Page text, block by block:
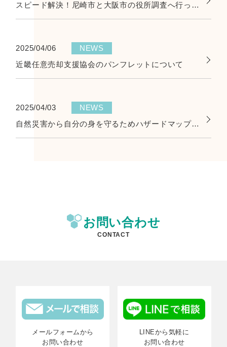
スピード解決！尼崎市と大阪市の役所調査へ行って参りました！
2025/04/06
NEWS
近畿任意売却支援協会のパンフレットについて
2025/04/03
NEWS
自然災害から自分の身を守るためハザードマップを活用ください！
お問い合わせ
CONTACT
メールフォームから
お問い合わせ
LINEから気軽に
お問い合わせ